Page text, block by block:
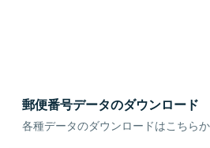
郵便番号データのダウンロード
各種データのダウンロードはこちら